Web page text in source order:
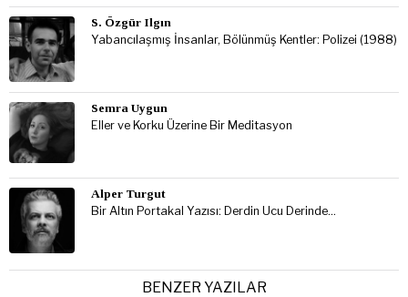
S. Özgür Ilgın
Yabancılaşmış İnsanlar, Bölünmüş Kentler: Polizei (1988)
Semra Uygun
Eller ve Korku Üzerine Bir Meditasyon
Alper Turgut
Bir Altın Portakal Yazısı: Derdin Ucu Derinde…
BENZER YAZILAR